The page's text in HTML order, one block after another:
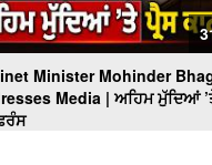
Minister Mohinder
Media | ਅਹਿਮ ਮੁੱਦਿਆਂ